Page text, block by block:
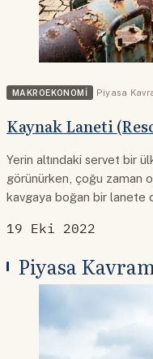
MAKROEKONOMI Piyasa
Kaynak Laneti
Yerin altındaki servet bir
görünürken, çoğu zaman
kavgaya boğan bir lanete
19 Eki 2022
Piyasa